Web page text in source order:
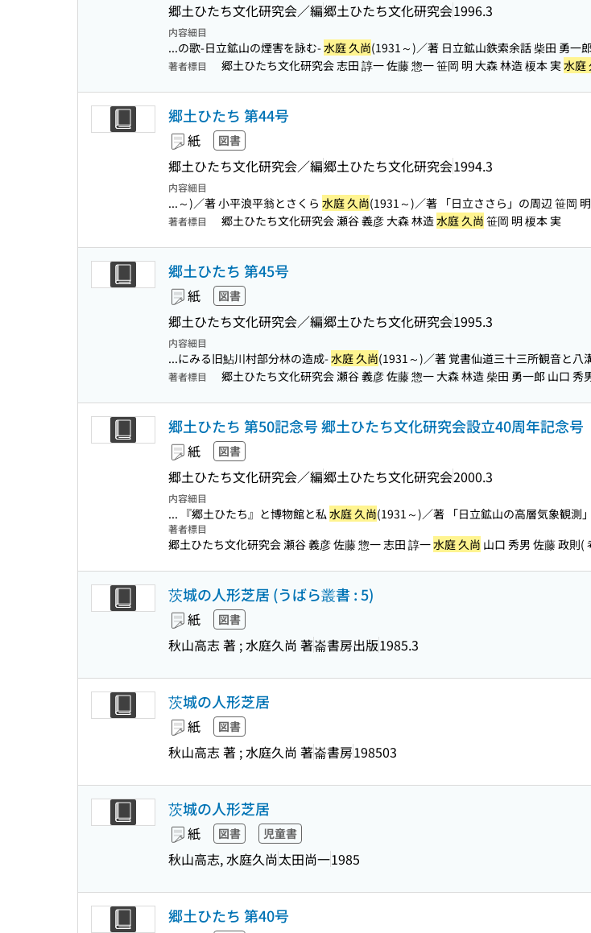
郷土ひたち文化研究会／編郷土ひたち文化研究会1996.3
内容細目
...の歌-日立鉱山の煙害を詠む-水庭 久尚(1931～)／著 日立鉱山鉄索余話 柴田 勇一
著者標目 郷土ひたち文化研究会 志田 諄一 佐藤 惣一 笹岡 明 大森 林造 榎本 実水庭
郷土ひたち 第44号
紙 図書
郷土ひたち文化研究会／編郷土ひたち文化研究会1994.3
内容細目
...～)／著 小平浪平翁とさくら 水庭 久尚(1931～)／著 「日立ささら」の周辺 笹岡
著者標目 郷土ひたち文化研究会 瀬谷 義彦 大森 林造水庭 久尚 笹岡 明 榎本 実
郷土ひたち 第45号
紙 図書
郷土ひたち文化研究会／編郷土ひたち文化研究会1995.3
内容細目
...にみる旧鮎川村部分林の造成-水庭 久尚(1931～)／著 覚書仙道三十三所観音と八
著者標目 郷土ひたち文化研究会 瀬谷 義彦 佐藤 惣一 大森 林造 柴田 勇一郎 山口 秀
郷土ひたち 第50記念号 郷土ひたち文化研究会設立40周年記念号
紙 図書
郷土ひたち文化研究会／編郷土ひたち文化研究会2000.3
内容細目
... 『郷土ひたち』と博物館と私水庭 久尚(1931～)／著 「日立鉱山の高層気象観測
著者標目
郷土ひたち文化研究会 瀬谷 義彦 佐藤 惣一 志田 諄一水庭 久尚 山口 秀男 佐藤 政則(
茨城の人形芝居 (うばら叢書 : 5)
紙 図書
秋山高志 著 ; 水庭久尚 著崙書房出版1985.3
茨城の人形芝居
紙 図書
秋山高志 著 ; 水庭久尚 著崙書房198503
茨城の人形芝居
紙 図書 児童書
秋山高志, 水庭久尚太田尚一1985
郷土ひたち 第40号